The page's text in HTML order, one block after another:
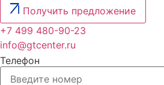
Получить предложение
+7 499 480-90-23
info@gtcenter.ru
Телефон